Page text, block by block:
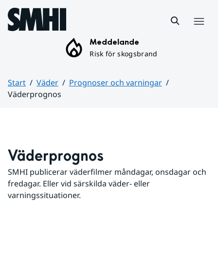
Hoppa till sidans innehåll
Meddelande
Risk för skogsbrand
Start Väder
Prognoser och varningar
Väderprognos
Väderprognos
SMHI publicerar väderfilmer måndagar, onsdagar och
fredagar. Eller vid särskilda väder- eller
varningssituationer.